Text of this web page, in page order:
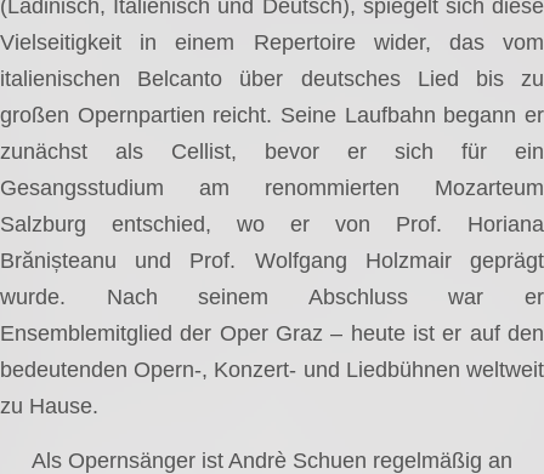
(Ladinisch, Italienisch und Deutsch), spiegelt sich diese
Vielseitigkeit in einem Repertoire wider, das vom
italienischen Belcanto über deutsches Lied bis zu
großen Opernpartien reicht. Seine Laufbahn begann er
zunächst als Cellist, bevor er sich für ein
Gesangsstudium am renommierten Mozarteum
Salzburg entschied, wo er von Prof. Horiana
Brănișteanu und Prof. Wolfgang Holzmair geprägt
wurde. Nach seinem Abschluss war er
Ensemblemitglied der Oper Graz – heute ist er auf den
bedeutenden Opern-, Konzert- und Liedbühnen weltweit
zu Hause.
Als Opernsänger ist Andrè Schuen regelmäßig an